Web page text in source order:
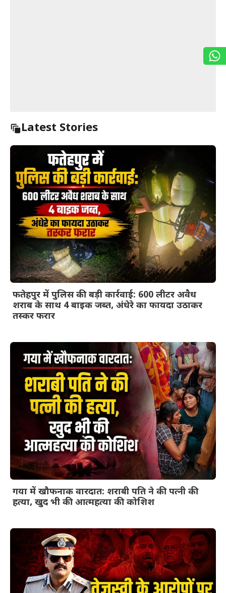
Latest Stories
फतेहपुर में पुलिस की बड़ी कार्रवाई: 600 लीटर अवैध
शराब के साथ 4 बाइक जब्त, अंधेरे का फायदा उठाकर
तस्कर फरार
गया में खौफनाक वारदात: शराबी पति ने की पत्नी की
हत्या, खुद भी की आत्महत्या की कोशिश